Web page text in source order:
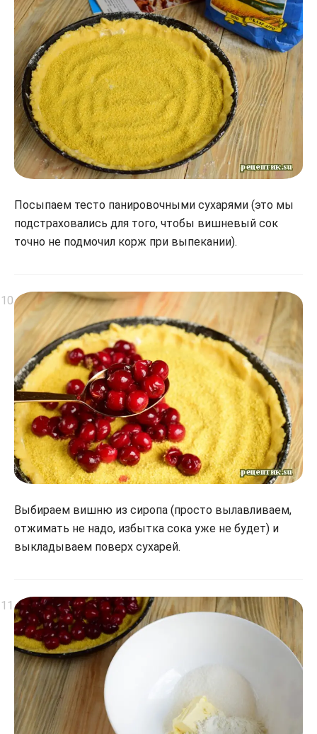
Посыпаем тесто панировочными сухарями (это мы
подстраховались для того, чтобы вишневый сок
точно не подмочил корж при выпекании).
Выбираем вишню из сиропа (просто вылавливаем,
отжимать не надо, избытка сока уже не будет) и
выкладываем поверх сухарей.